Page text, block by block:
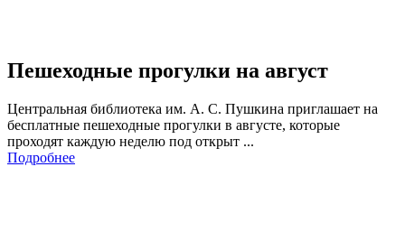
Пешеходные прогулки на август
Центральная библиотека им. А. С. Пушкина приглашает на
бесплатные пешеходные прогулки в августе, которые
проходят каждую неделю под открыт ...
Подробнее